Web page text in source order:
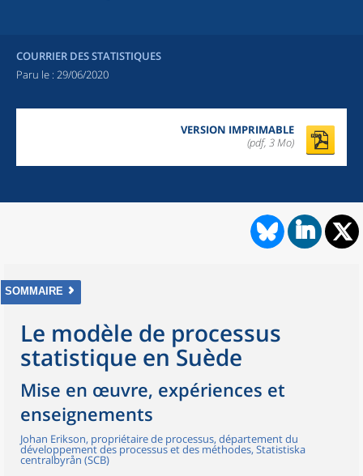
COURRIER DES STATISTIQUES
Paru le : 29/06/2020
VERSION IMPRIMABLE
(pdf, 3 Mo)
SOMMAIRE
Le modèle de processus
statistique en Suède
Mise en œuvre, expériences et
enseignements
Johan Erikson, propriétaire de processus, département du
développement des processus et des méthodes, Statistiska
centralbyrån (SCB)